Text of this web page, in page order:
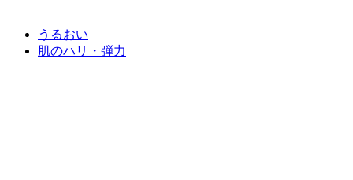
うるおい
肌のハリ・弾力